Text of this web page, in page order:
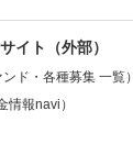
イト（外部）
ド・各種募集 一覧）
情報navi）